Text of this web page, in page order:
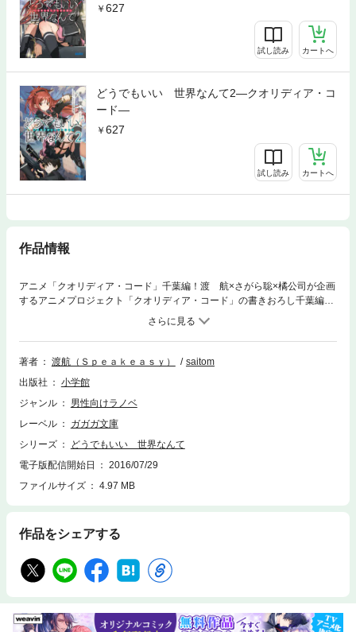
627
試し読み カートへ
どうでもいい 世界なんて2―クオリディア・コ
ード―
627
試し読み カートへ
作品情報
アニメ「クオリディア・コード」千葉編！渡 航×さがら聡×橘公司が企画
するアニメプロジェクト「クオリディア・コード」の書きおろし千葉編の
エピソードがここに！異能力と策略、そして陰謀渦巻くこの世界を救うの
は……！？アニメ前日譚となる物語！※この作品は底本と同じクオリティ
のカラーイラスト、モノクロの挿絵イラストが収録されています。
著者
渡航（Ｓｐｅａｋｅａｓｙ）
saitom
出版社
小学館
ジャンル
男性向けラノベ
レーベル
ガガガ文庫
シリーズ
どうでもいい 世界なんて
電子版配信開始日
2016/07/29
ファイルサイズ
4.97 MB
作品をシェアする